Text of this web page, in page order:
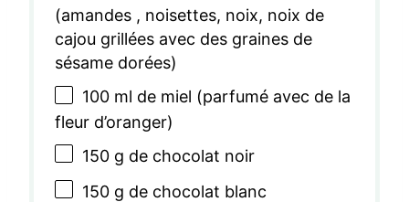
(amandes , noisettes, noix, noix de
cajou grillées avec des graines de
sésame dorées)
100ml de miel (parfumé avec de la
fleur d’oranger)
150 g de chocolat noir
150 g de chocolat blanc